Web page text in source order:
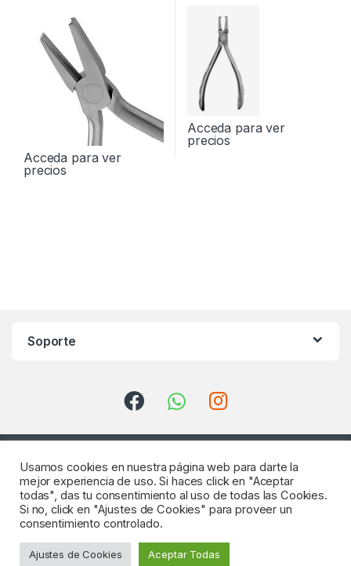
Acceda para ver
precios
Acceda para ver
precios
Soporte
¿Consultas? Llámenos
Usamos cookies en nuestra página web para darte la
mejor experiencia de uso. Si haces click en "Aceptar
todas", das tu consentimiento al uso de todas las Cookies.
Si no, click en "Ajustes de Cookies" para proveer un
consentimiento controlado.
Ajustes de Cookies Aceptar Todas